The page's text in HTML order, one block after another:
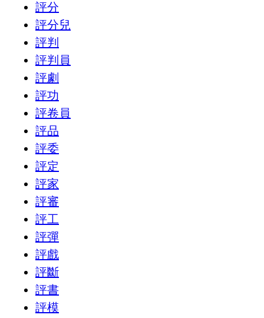
評分
評分兒
評判
評判員
評劇
評功
評卷員
評品
評委
評定
評家
評審
評工
評彈
評戲
評斷
評書
評模